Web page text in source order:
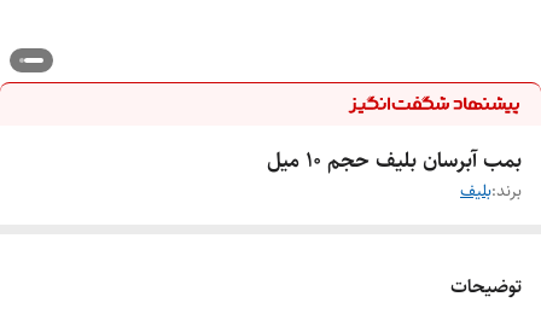
بمب آبرسان بلیف حجم ۱۰ میل
برند:بلیف
توضیحات